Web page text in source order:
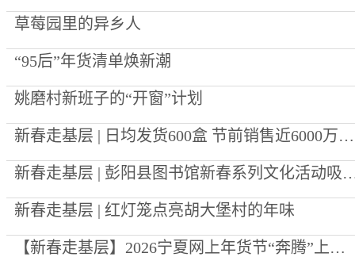
草莓园里的异乡人
“95后”年货清单焕新潮
姚磨村新班子的“开窗”计划
新春走基层 | 日均发货600盒 节前销售近6000万元 泾源黄牛肉“跑”向全国年夜饭餐桌
新春走基层 | 彭阳县图书馆新春系
新春走基层 | 红灯笼点亮胡大堡村的年味
【新春走基层】2026宁夏网上年货节“奔腾”上线 年味“码”上到